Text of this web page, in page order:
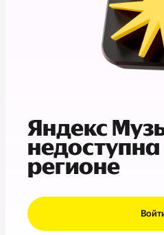
Яндекс
регионе